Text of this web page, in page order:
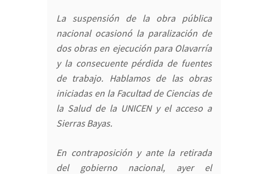
La suspensión de la obra pública
nacional ocasionó la paralización de
dos obras en ejecución para Olavarría
y la consecuente pérdida de fuentes
de trabajo. Hablamos de las obras
iniciadas en la Facultad de Ciencias de
la Salud de la UNICEN y el acceso a
Sierras Bayas.
En contraposición y ante la retirada
del gobierno nacional, ayer el